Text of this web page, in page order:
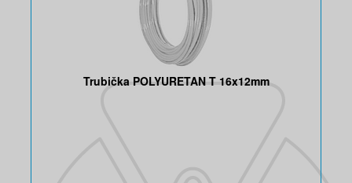
Trubička POLYURETAN T 16x12mm